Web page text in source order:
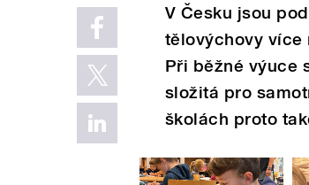
V Česku jsou
tělovýchovy více
Při běžné výuce
složitá pro
školách proto